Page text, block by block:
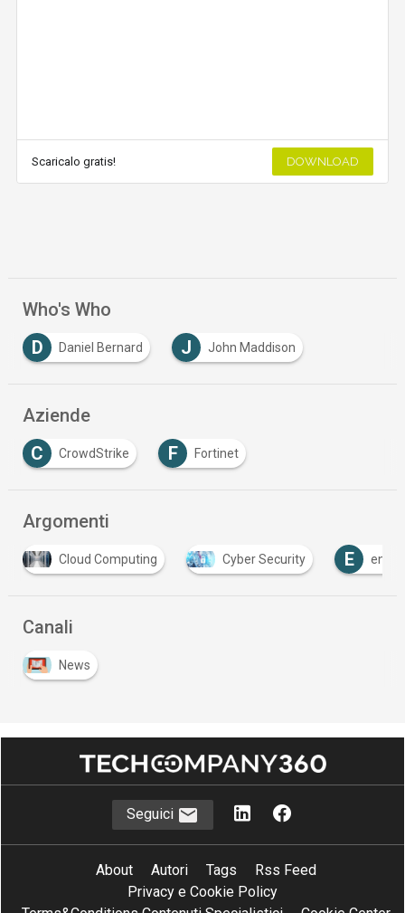
Scaricalo gratis! DOWNLOAD
Who's Who
D
Daniel Bernard J John Maddison
Aziende
C
CrowdStrike F Fortinet
Argomenti
Cloud Computing Cyber Security E
Canali
News
Seguici
About Autori Tags
Rss Feed
Privacy e Cookie Policy